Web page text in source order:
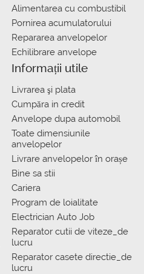
Alimentarea cu combustibil
Pornirea acumulatorului
Repararea anvelopelor
Echilibrare anvelope
Informații utile
Livrarea şi plata
Сumpăra in credit
Anvelope dupa automobil
Toate dimensiunile
anvelopelor
Livrare anvelopelor în orașe
Bine sa stii
Cariera
Program de loialitate
Electrician Auto Job
Reparator cutii de viteze_de
lucru
Reparator casete directie_de
lucru